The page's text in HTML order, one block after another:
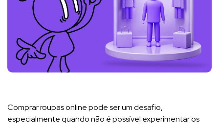
Comprar roupas online pode ser um desafio,
especialmente quando não é possível experimentar os